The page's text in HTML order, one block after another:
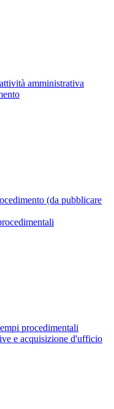
amministrativa
(da pubblicare
procedimentali
e acquisizione d'ufficio